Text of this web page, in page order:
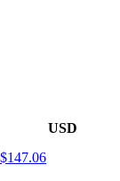
USD
$147.06